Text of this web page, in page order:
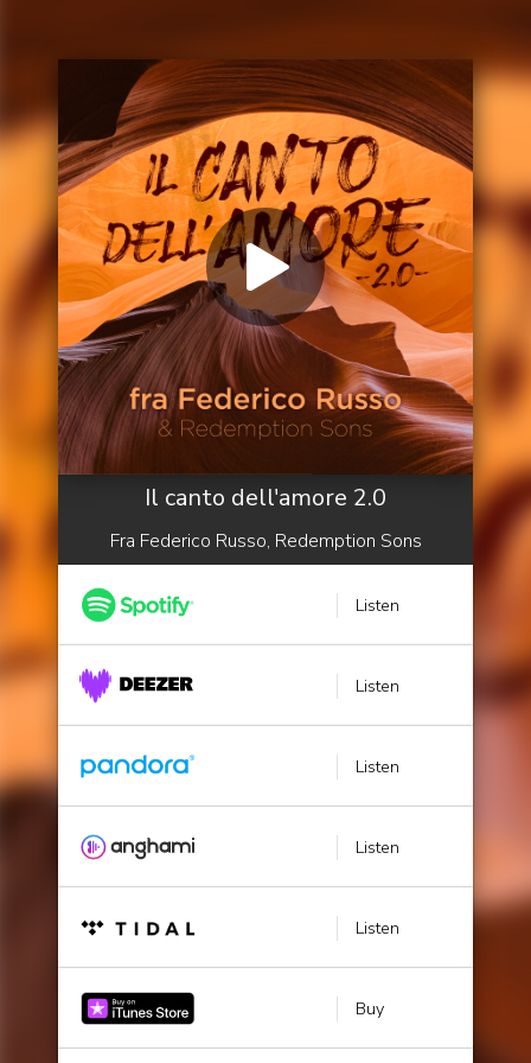
Il canto dell'amore 2.0
Fra Federico Russo, Redemption Sons
Listen
Listen
Listen
Listen
Listen
Buy